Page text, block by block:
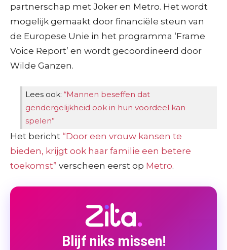
partnerschap met Joker en Metro. Het wordt
mogelijk gemaakt door financiële steun van
de Europese Unie in het programma ‘Frame
Voice Report’ en wordt gecoördineerd door
Wilde Ganzen.
Lees ook: “Mannen beseffen dat
gendergelijkheid ook in hun voordeel kan
spelen”
Het bericht “Door een vrouw kansen te
bieden, krijgt ook haar familie een betere
toekomst” verscheen eerst op Metro.
Blijf niks missen!